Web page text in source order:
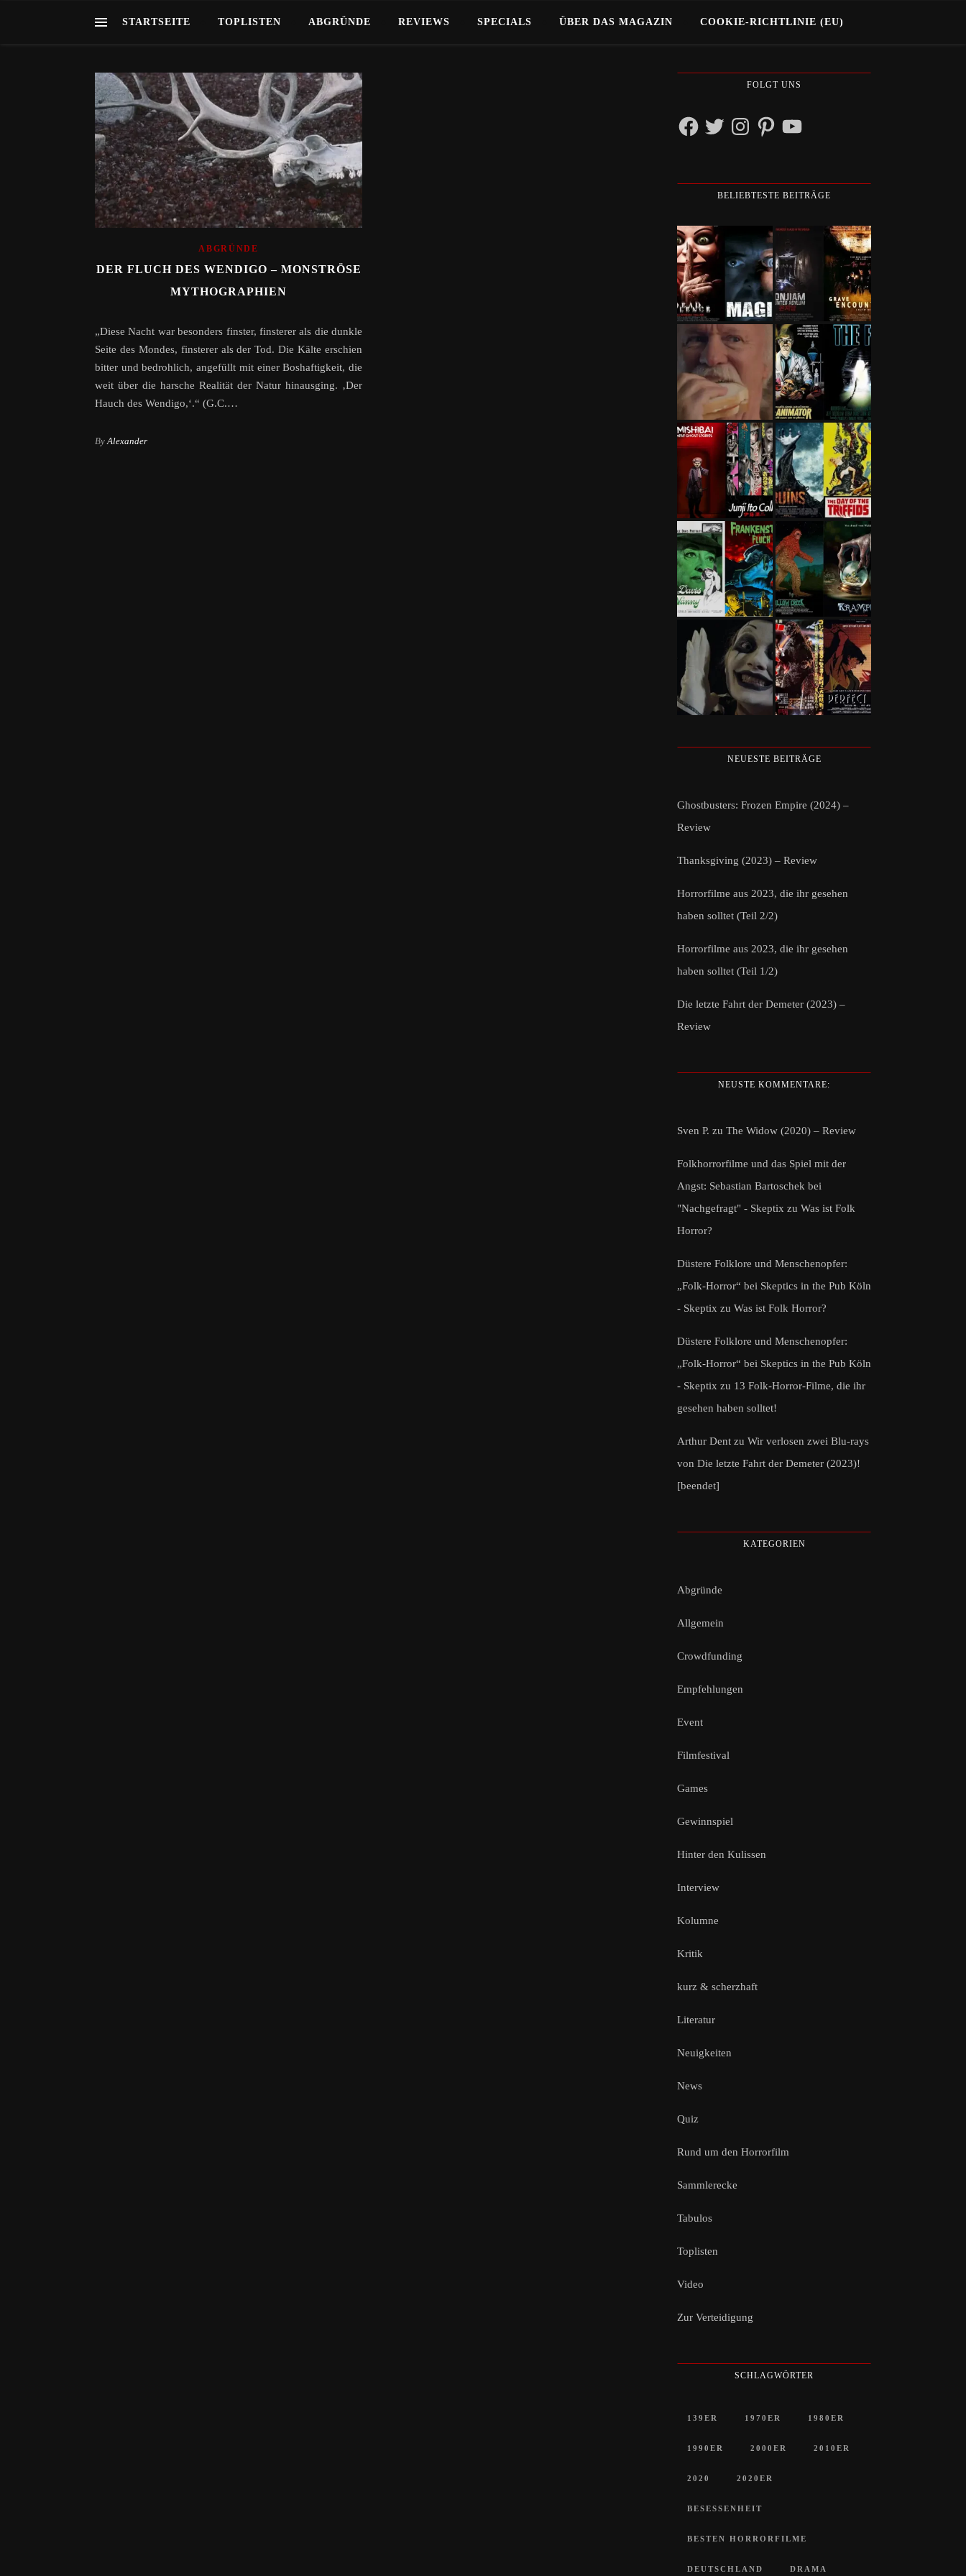
STARTSEITE TOPLISTEN ABGRÜNDE REVIEWS SPECIALS ÜBER DAS MAGAZIN COOKIE-RICHTLINIE (EU)
ABGRÜNDE
DER FLUCH DES WENDIGO – MONSTRÖSE
MYTHOGRAPHIEN
„Diese Nacht war besonders finster, finsterer als die dunkle
Seite des Mondes, finsterer als der Tod. Die Kälte erschien
bitter und bedrohlich, angefüllt mit einer Boshaftigkeit, die
weit über die harsche Realität der Natur hinausging. ‚Der
Hauch des Wendigo,‘.“ (G.C.…
By Alexander
FOLGT UNS
FacebookTwitterInstagramPinterestYouTube
BELIEBTESTE BEITRÄGE
NEUESTE BEITRÄGE
Ghostbusters: Frozen Empire (2024) –
Review
Thanksgiving (2023) – Review
Horrorfilme aus 2023, die ihr gesehen
haben solltet (Teil 2/2)
Horrorfilme aus 2023, die ihr gesehen
haben solltet (Teil 1/2)
Die letzte Fahrt der Demeter (2023) –
Review
NEUSTE KOMMENTARE:
Sven P. zu The Widow (2020) – Review
Folkhorrorfilme und das Spiel mit der
Angst: Sebastian Bartoschek bei
"Nachgefragt" - Skeptix zu Was ist Folk
Horror?
Düstere Folklore und Menschenopfer:
„Folk-Horror“ bei Skeptics in the Pub Köln
- Skeptix zu Was ist Folk Horror?
Düstere Folklore und Menschenopfer:
„Folk-Horror“ bei Skeptics in the Pub Köln
- Skeptix zu 13 Folk-Horror-Filme, die ihr
gesehen haben solltet!
Arthur Dent zu Wir verlosen zwei Blu-rays
von Die letzte Fahrt der Demeter (2023)!
[beendet]
KATEGORIEN
Abgründe
Allgemein
Crowdfunding
Empfehlungen
Event
Filmfestival
Games
Gewinnspiel
Hinter den Kulissen
Interview
Kolumne
Kritik
kurz & scherzhaft
Literatur
Neuigkeiten
News
Quiz
Rund um den Horrorfilm
Sammlerecke
Tabulos
Toplisten
Video
Zur Verteidigung
SCHLAGWÖRTER
139ER 1970ER 1980ER
1990ER 2000ER 2010ER
2020 2020ER
BESESSENHEIT
BESTEN HORRORFILME
DEUTSCHLAND DRAMA